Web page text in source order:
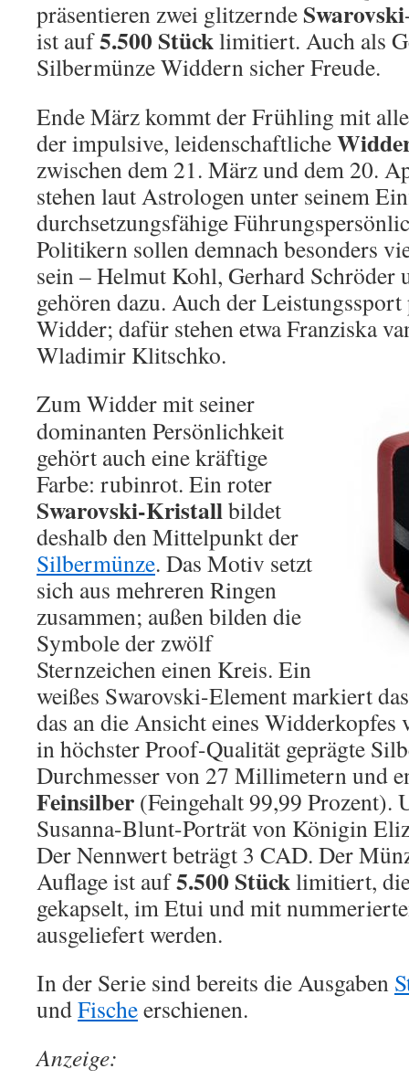
präsentieren zwei glitzernde Swarovski
ist auf5.500 Stücklimitiert. Auch als
Silbermünze Widdern sicher Freude.
Ende März kommt der Frühling mit
der impulsive, leidenschaftliche
zwischen dem 21. März und dem 20.
stehen laut Astrologen unter seinem
durchsetzungsfähige
Politikern sollen demnach besonders
sein – Helmut Kohl, Gerhard Schröder
gehören dazu. Auch der
Widder; dafür stehen etwa Franziska
Wladimir Klitschko.
Zum Widder mit seiner
dominanten Persönlichkeit
gehört auch eine kräftige
Farbe: rubinrot. Ein roter
Swarovski-Kristallbildet
deshalb den Mittelpunkt der
Silbermünze. Das Motiv setzt
sich aus mehreren Ringen
zusammen; außen bilden die
Symbole der zwölf
Sternzeichen einen Kreis. Ein
weißes Swarovski-Element markiert
das an die Ansicht eines
in höchster Proof-Qualität geprägte
Durchmesser von 27 Millimetern und
Feinsilber (Feingehalt 99,99 Prozent).
Susanna-Blunt-Porträt von Königin
Der Nennwert beträgt 3 CAD. Der
Auflage ist auf5.500 Stücklimitiert,
gekapselt, im Etui und mit
ausgeliefert werden.
In der Serie sind bereits die Ausgaben
undFischeerschienen.
Anzeige: